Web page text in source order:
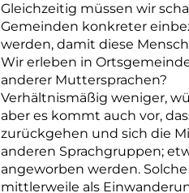
Gleichzeitig müssen wir
Gemeinden konkreter
werden, damit diese
Wir erleben in
anderer Muttersprachen?
Verhältnismäßig weniger,
aber es kommt auch vor,
zurückgehen und sich die
anderen Sprachgruppen;
angeworben werden.
mittlerweile als